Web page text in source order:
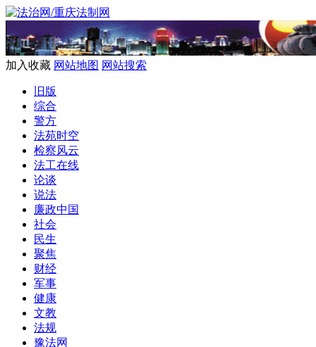
加入收藏 网站地图 网站搜索
旧版
综合
警方
法苑时空
检察风云
法工在线
论谈
说法
廉政中国
社会
民生
聚焦
财经
军事
健康
文教
法规
豫法网